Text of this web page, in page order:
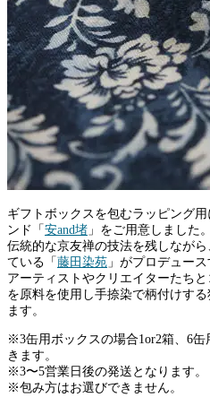
ギフトボックスを包むラッピング
ンド「 安and堵 」をご用意しました。
伝統的な京友禅の技法を残しなが
ている「 藤田染苑 」がプロデュー
アーティストやクリエイターたち
を原料を使用し手捺染で柄付けす
ます。
※3缶用ボックスの場合1or2箱、6
きます。
※3〜5営業日後の発送となります。
※包み方はお選びできません。